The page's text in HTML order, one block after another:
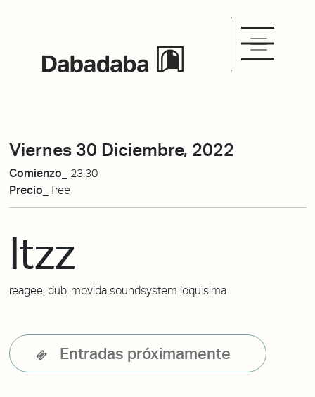
Viernes 30 Diciembre, 2022
Comienzo_ 23:30
Precio_ free
Itzz
reagee, dub, movida soundsystem loquisima
Entradas próximamente